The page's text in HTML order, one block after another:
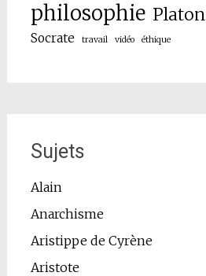
philosophie Platon
Socrate travail vidéo éthique
Sujets
Alain
Anarchisme
Aristippe de Cyrène
Aristote